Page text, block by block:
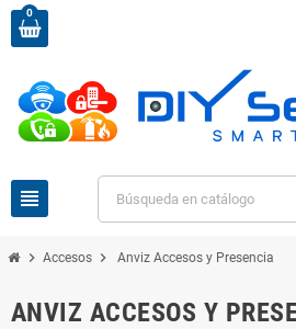
0
view_headline
chevron_right Accesos chevron_right Anviz Accesos y Presencia
ANVIZ ACCESOS Y